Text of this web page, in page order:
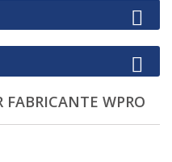
FABRICANTE WPRO